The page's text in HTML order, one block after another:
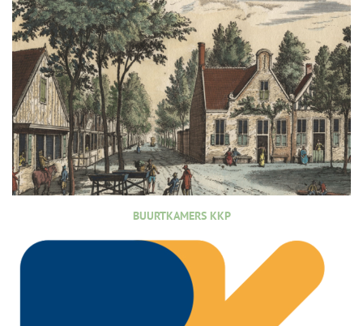
BUURTKAMERS KKP